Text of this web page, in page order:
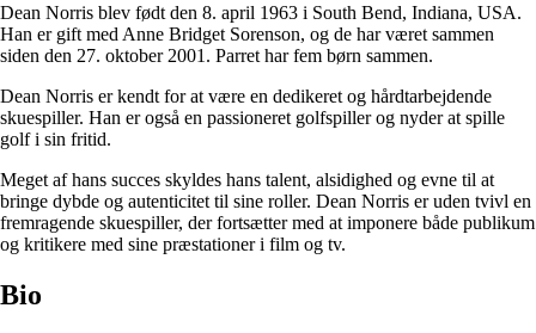
Dean Norris blev født den 8. april 1963 i South Bend, Indiana, USA.
Han er gift med Anne Bridget Sorenson, og de har været sammen
siden den 27. oktober 2001. Parret har fem børn sammen.
Dean Norris er kendt for at være en dedikeret og hårdtarbejdende
skuespiller. Han er også en passioneret golfspiller og nyder at spille
golf i sin fritid.
Meget af hans succes skyldes hans talent, alsidighed og evne til at
bringe dybde og autenticitet til sine roller. Dean Norris er uden tvivl en
fremragende skuespiller, der fortsætter med at imponere både publikum
og kritikere med sine præstationer i film og tv.
Bio